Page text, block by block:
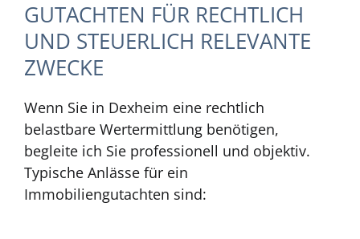
GUTACHTEN FÜR RECHTLICH
UND STEUERLICH RELEVANTE
ZWECKE
Wenn Sie in Dexheim eine rechtlich
belastbare Wertermittlung benötigen,
begleite ich Sie professionell und objektiv.
Typische Anlässe für ein
Immobiliengutachten sind: